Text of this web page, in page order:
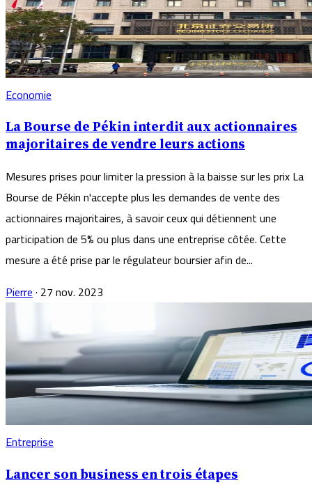
Economie
La Bourse de Pékin interdit aux actionnaires
majoritaires de vendre leurs actions
Mesures prises pour limiter la pression à la baisse sur les prix La
Bourse de Pékin n'accepte plus les demandes de vente des
actionnaires majoritaires, à savoir ceux qui détiennent une
participation de 5% ou plus dans une entreprise côtée. Cette
mesure a été prise par le régulateur boursier afin de...
Pierre· 27 nov. 2023
Entreprise
Lancer son business en trois étapes